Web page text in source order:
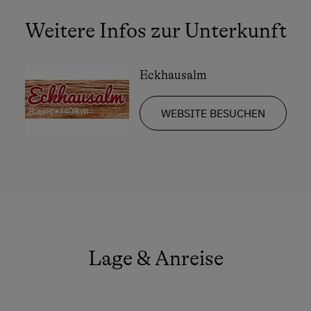
Bergtouren
Geführte Bergtouren
Skifahren
Balkon/Terrasse
Dusche
Eierkocher
Heizung
Mikrowelle
Weitere Infos zur Unterkunft
Eckhausalm
WEBSITE BESUCHEN
Lage & Anreise